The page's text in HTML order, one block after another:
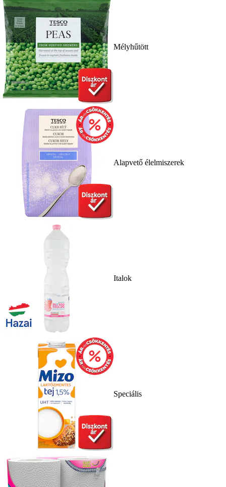
Mélyhűtött
Alapvető élelmiszerek
Italok
Speciális